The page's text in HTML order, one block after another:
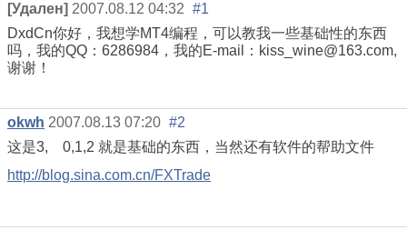
[Удален] 2007.08.12 04:32 #1
DxdCn你好，我想学MT4编程，可以教我一些基础性的东西
吗，我的QQ：6286984，我的E-mail：kiss_wine@163.com,
谢谢！
okwh 2007.08.13 07:20 #2
这是3, 0,1,2 就是基础的东西，当然还有软件的帮助文件
http://blog.sina.com.cn/FXTrade